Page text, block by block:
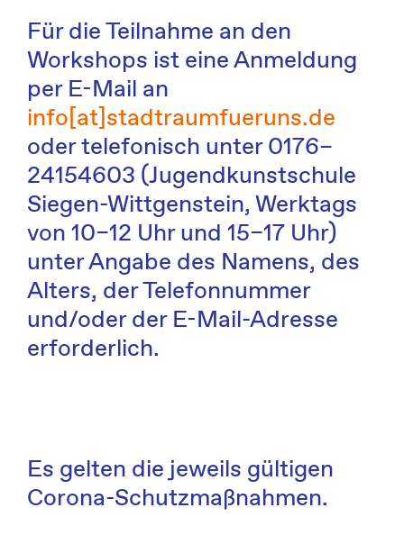
Für die Teilnahme an den
Workshops ist eine Anmeldung
per E-Mail an
info[at]stadtraumfueruns.de
oder telefonisch unter 0176–
24154603 (Jugendkunstschule
Siegen-Wittgenstein, Werktags
von 10–12 Uhr und 15–17 Uhr)
unter Angabe des Namens, des
Alters, der Telefonnummer
und/oder der E-Mail-Adresse
erforderlich.
Es gelten die jeweils gültigen
Corona-Schutzmaßnahmen.